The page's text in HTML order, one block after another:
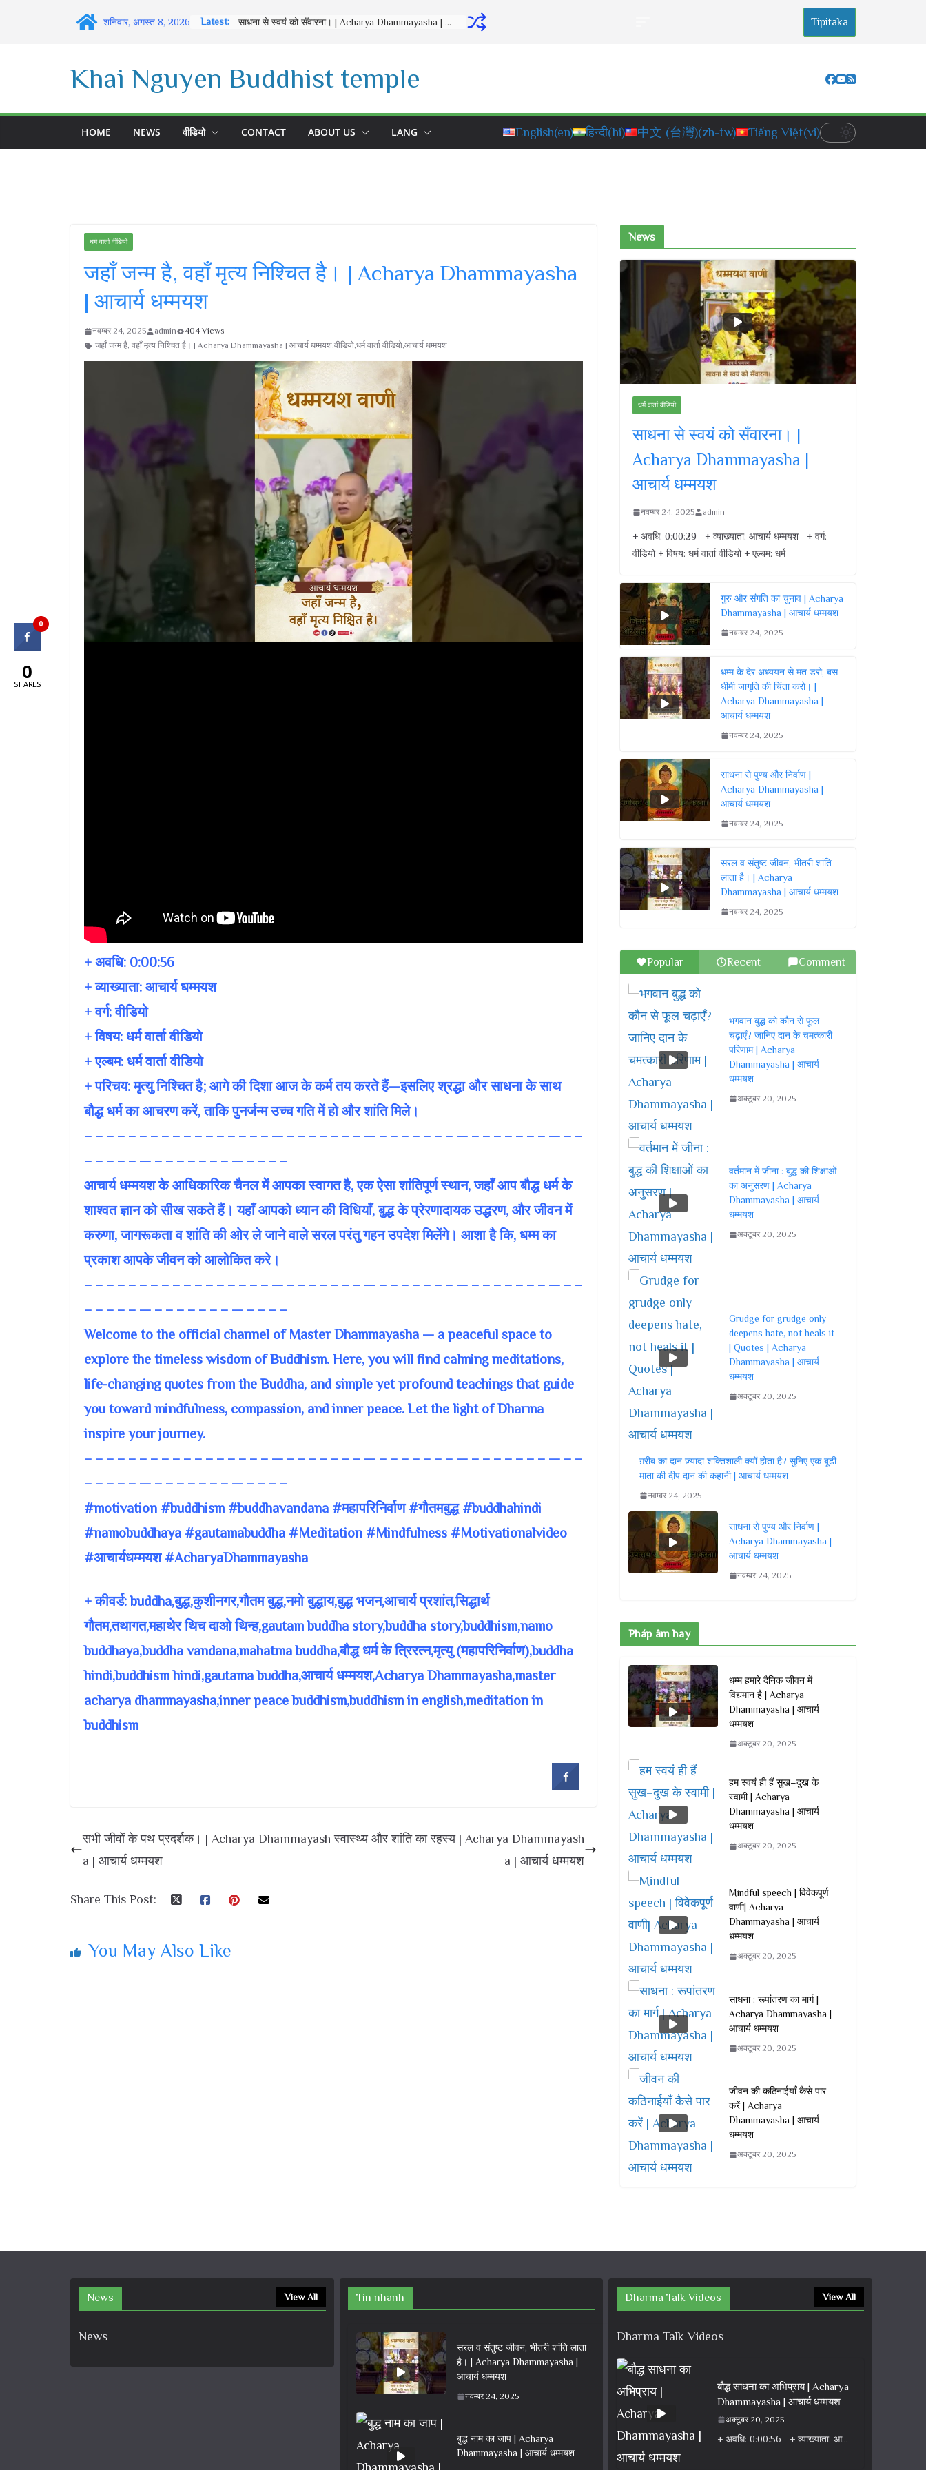
शनिवार, अगस्त 8, 2026 Latest: गुरु और संगति का चुनाव | Acharya Dhammayasha | आचार्य धम्मयश Tipitaka
Khai Nguyen Buddhist temple
HOME NEWS वीडियो CONTACT ABOUT US LANG English(en) हिन्दी(hi) 中文 (台灣)(zh-tw) Tiếng Việt(vi)
धर्म वार्ता वीडियो
जहाँ जन्म है, वहाँ मृत्य निश्चित है। | Acharya Dhammayasha
| आचार्य धम्मयश
नवम्बर 24, 2025 admin
404 Views
जहाँ जन्म है, वहाँ मृत्य निश्चित है। | Acharya Dhammayasha | आचार्य धम्मयश,वीडियो,धर्म वार्ता वीडियो,आचार्य धम्मयश
+ अवधि: 0:00:56
+ व्याख्याता: आचार्य धम्मयश
+ वर्ग: वीडियो
+ विषय: धर्म वार्ता वीडियो
+ एल्बम: धर्म वार्ता वीडियो
+ परिचय: मृत्यु निश्चित है; आगे की दिशा आज के कर्म तय करते हैं—इसलिए श्रद्धा और साधना के साथ
बौद्ध धर्म का आचरण करें, ताकि पुनर्जन्म उच्च गति में हो और शांति मिले।
– – – – – – – – – – – – – – – – – — – – – – – – – — – – – – – – – — – – – – – – – — – –
– – – – – — – – – – – – – — – – – –
आचार्य धम्मयश के आधिकारिक चैनल में आपका स्वागत है, एक ऐसा शांतिपूर्ण स्थान, जहाँ आप बौद्ध धर्म के
शाश्वत ज्ञान को सीख सकते हैं। यहाँ आपको ध्यान की विधियाँ, बुद्ध के प्रेरणादायक उद्धरण, और जीवन में
करुणा, जागरूकता व शांति की ओर ले जाने वाले सरल परंतु गहन उपदेश मिलेंगे। आशा है कि, धम्म का
प्रकाश आपके जीवन को आलोकित करे।
– – – – – – – – – – – – – – – – – — – – – – – – – — – – – – – – – — – – – – – – – — – –
– – – – – — – – – – – – – — – – – –
Welcome to the official channel of Master Dhammayasha — a peaceful space to
explore the timeless wisdom of Buddhism. Here, you will find calming meditations,
life-changing quotes from the Buddha, and simple yet profound teachings that guide
you toward mindfulness, compassion, and inner peace. Let the light of Dharma
inspire your journey.
– – – – – – – – – – – – – – – – – — – – – – – – – — – – – – – – – — – – – – – – – — – –
– – – – – — – – – – – – – — – – – –
#motivation #buddhism #buddhavandana #महापरिनिर्वाण #गौतमबुद्ध #buddhahindi
#namobuddhaya #gautamabuddha #Meditation #Mindfulness #Motivationalvideo
#आचार्यधम्मयश #AcharyaDhammayasha
+ कीवर्ड: buddha,बुद्ध,कुशीनगर,गौतम बुद्ध,नमो बुद्धाय,बुद्ध भजन,आचार्य प्रशांत,सिद्धार्थ
गौतम,तथागत,महाथेर थिच दाओ थिन्ह,gautam buddha story,buddha story,buddhism,namo
buddhaya,buddha vandana,mahatma buddha,बौद्ध धर्म के त्रिरत्न,मृत्यु (महापरिनिर्वाण),buddha
hindi,buddhism hindi,gautama buddha,आचार्य धम्मयश,Acharya Dhammayasha,master
acharya dhammayasha,inner peace buddhism,buddhism in english,meditation in
buddhism
सभी जीवों के पथ प्रदर्शक। | Acharya Dhammayash
a | आचार्य धम्मयश
स्वास्थ्य और शांति का रहस्य | Acharya Dhammayash
a | आचार्य धम्मयश
Share This Post:
You May Also Like
News
धर्म वार्ता वीडियो
साधना से स्वयं को सँवारना। |
Acharya Dhammayasha |
आचार्य धम्मयश
नवम्बर 24, 2025 admin
+ अवधि: 0:00:29 + व्याख्याता: आचार्य धम्मयश + वर्ग:
वीडियो + विषय: धर्म वार्ता वीडियो + एल्बम: धर्म
गुरु और संगति का चुनाव | Acharya
Dhammayasha | आचार्य धम्मयश
नवम्बर 24, 2025
धम्म के देर अध्ययन से मत डरो, बस
धीमी जागृति की चिंता करो। |
Acharya Dhammayasha |
आचार्य धम्मयश
नवम्बर 24, 2025
साधना से पुण्य और निर्वाण |
Acharya Dhammayasha |
आचार्य धम्मयश
नवम्बर 24, 2025
सरल व संतुष्ट जीवन, भीतरी शांति
लाता है। | Acharya
Dhammayasha | आचार्य धम्मयश
नवम्बर 24, 2025
Popular Recent Comment
भगवान बुद्ध को कौन से फूल
चढ़ाएँ? जानिए दान के चमत्कारी
परिणाम | Acharya
Dhammayasha | आचार्य
धम्मयश
अक्टूबर 20, 2025
वर्तमान में जीना : बुद्ध की शिक्षाओं
का अनुसरण | Acharya
Dhammayasha | आचार्य
धम्मयश
अक्टूबर 20, 2025
Grudge for grudge only
deepens hate, not heals it
| Quotes | Acharya
Dhammayasha | आचार्य
धम्मयश
अक्टूबर 20, 2025
ग़रीब का दान ज़्यादा शक्तिशाली क्यों होता है? सुनिए एक बूढी
माता की दीप दान की कहानी | आचार्य धम्मयश
नवम्बर 24, 2025
साधना से पुण्य और निर्वाण |
Acharya Dhammayasha |
आचार्य धम्मयश
नवम्बर 24, 2025
Pháp âm hay
धम्म हमारे दैनिक जीवन में
विद्यमान है | Acharya
Dhammayasha | आचार्य
धम्मयश
अक्टूबर 20, 2025
हम स्वयं ही हैं सुख–दुख के
स्वामी | Acharya
Dhammayasha | आचार्य
धम्मयश
अक्टूबर 20, 2025
Mindful speech | विवेकपूर्ण
वाणी| Acharya
Dhammayasha | आचार्य
धम्मयश
अक्टूबर 20, 2025
साधना : रूपांतरण का मार्ग |
Acharya Dhammayasha |
आचार्य धम्मयश
अक्टूबर 20, 2025
जीवन की कठिनाईयाँ कैसे पार
करें | Acharya
Dhammayasha | आचार्य
धम्मयश
अक्टूबर 20, 2025
News View All
News
Tin nhanh
सरल व संतुष्ट जीवन, भीतरी शांति लाता
है। | Acharya Dhammayasha |
आचार्य धम्मयश
नवम्बर 24, 2025
बुद्ध नाम का जाप | Acharya
Dhammayasha | आचार्य धम्मयश
Dharma Talk Videos View All
Dharma Talk Videos
बौद्ध साधना का अभिप्राय | Acharya
Dhammayasha | आचार्य धम्मयश
अक्टूबर 20, 2025
+ अवधि: 0:00:56 + व्याख्याता: आचार्य धम्मयश + वर्ग: वीडियो + विषय: धर्म वार्ता वीडियो + एल्बम: धर्म
0
0
SHARES